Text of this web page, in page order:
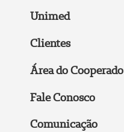
Unimed
Clientes
Área do Cooperado
Fale Conosco
Comunicação